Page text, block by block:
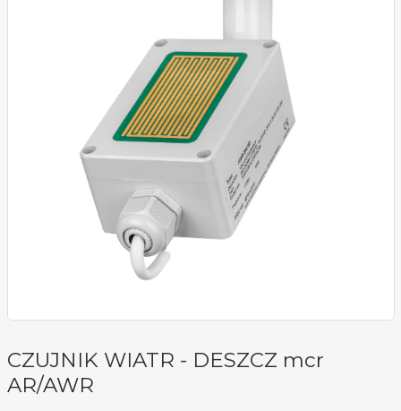
CZUJNIK WIATR - DESZCZ mcr
AR/AWR